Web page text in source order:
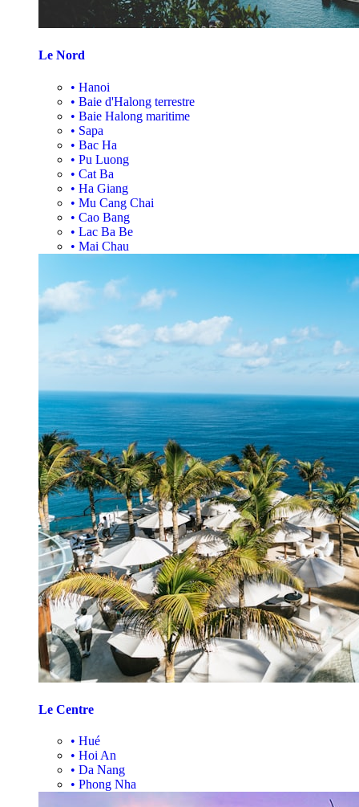
Le Nord
• Hanoi
• Baie d'Halong terrestre
• Baie Halong maritime
• Sapa
• Bac Ha
• Pu Luong
• Cat Ba
• Ha Giang
• Mu Cang Chai
• Cao Bang
• Lac Ba Be
• Mai Chau
Le Centre
• Hué
• Hoi An
• Da Nang
• Phong Nha